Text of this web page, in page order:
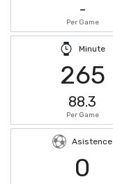
-
Per Game
Minute
265
88.3
Per Game
Asistence
0